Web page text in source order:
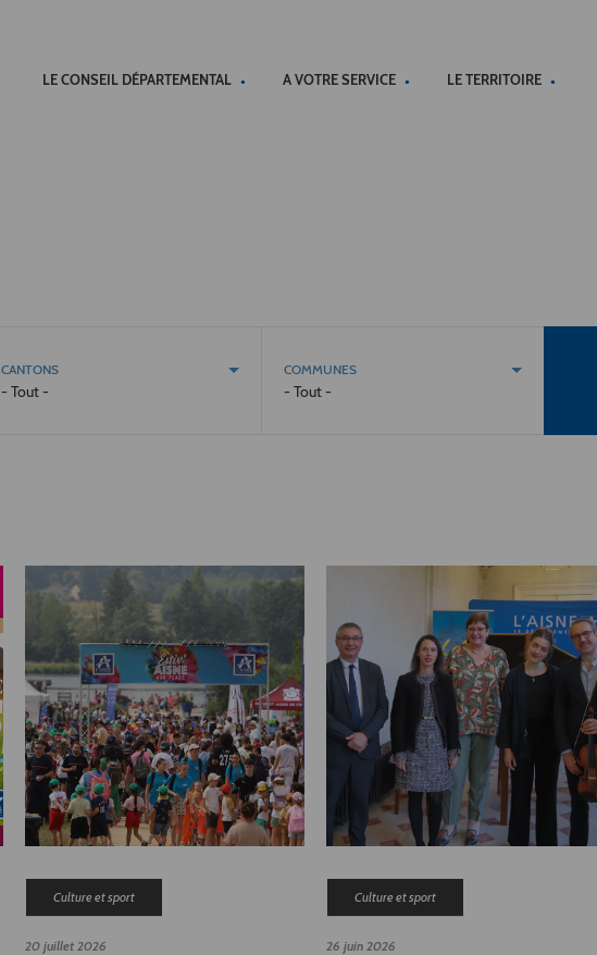
LE CONSEIL DÉPARTEMENTAL A VOTRE SERVICE LE TERRITOIRE
CANTONS
- Tout -
COMMUNES
- Tout -
20 juillet 2026
Culture et sport
26 juin 2026
Culture et sport